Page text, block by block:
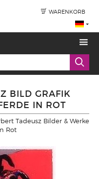
WARENKORB
BILD GRAFIK
IN ROT
Tadeusz Bilder & Werke
Rot